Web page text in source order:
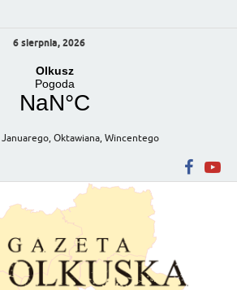
6 sierpnia, 2026
Januarego, Oktawiana, Wincentego